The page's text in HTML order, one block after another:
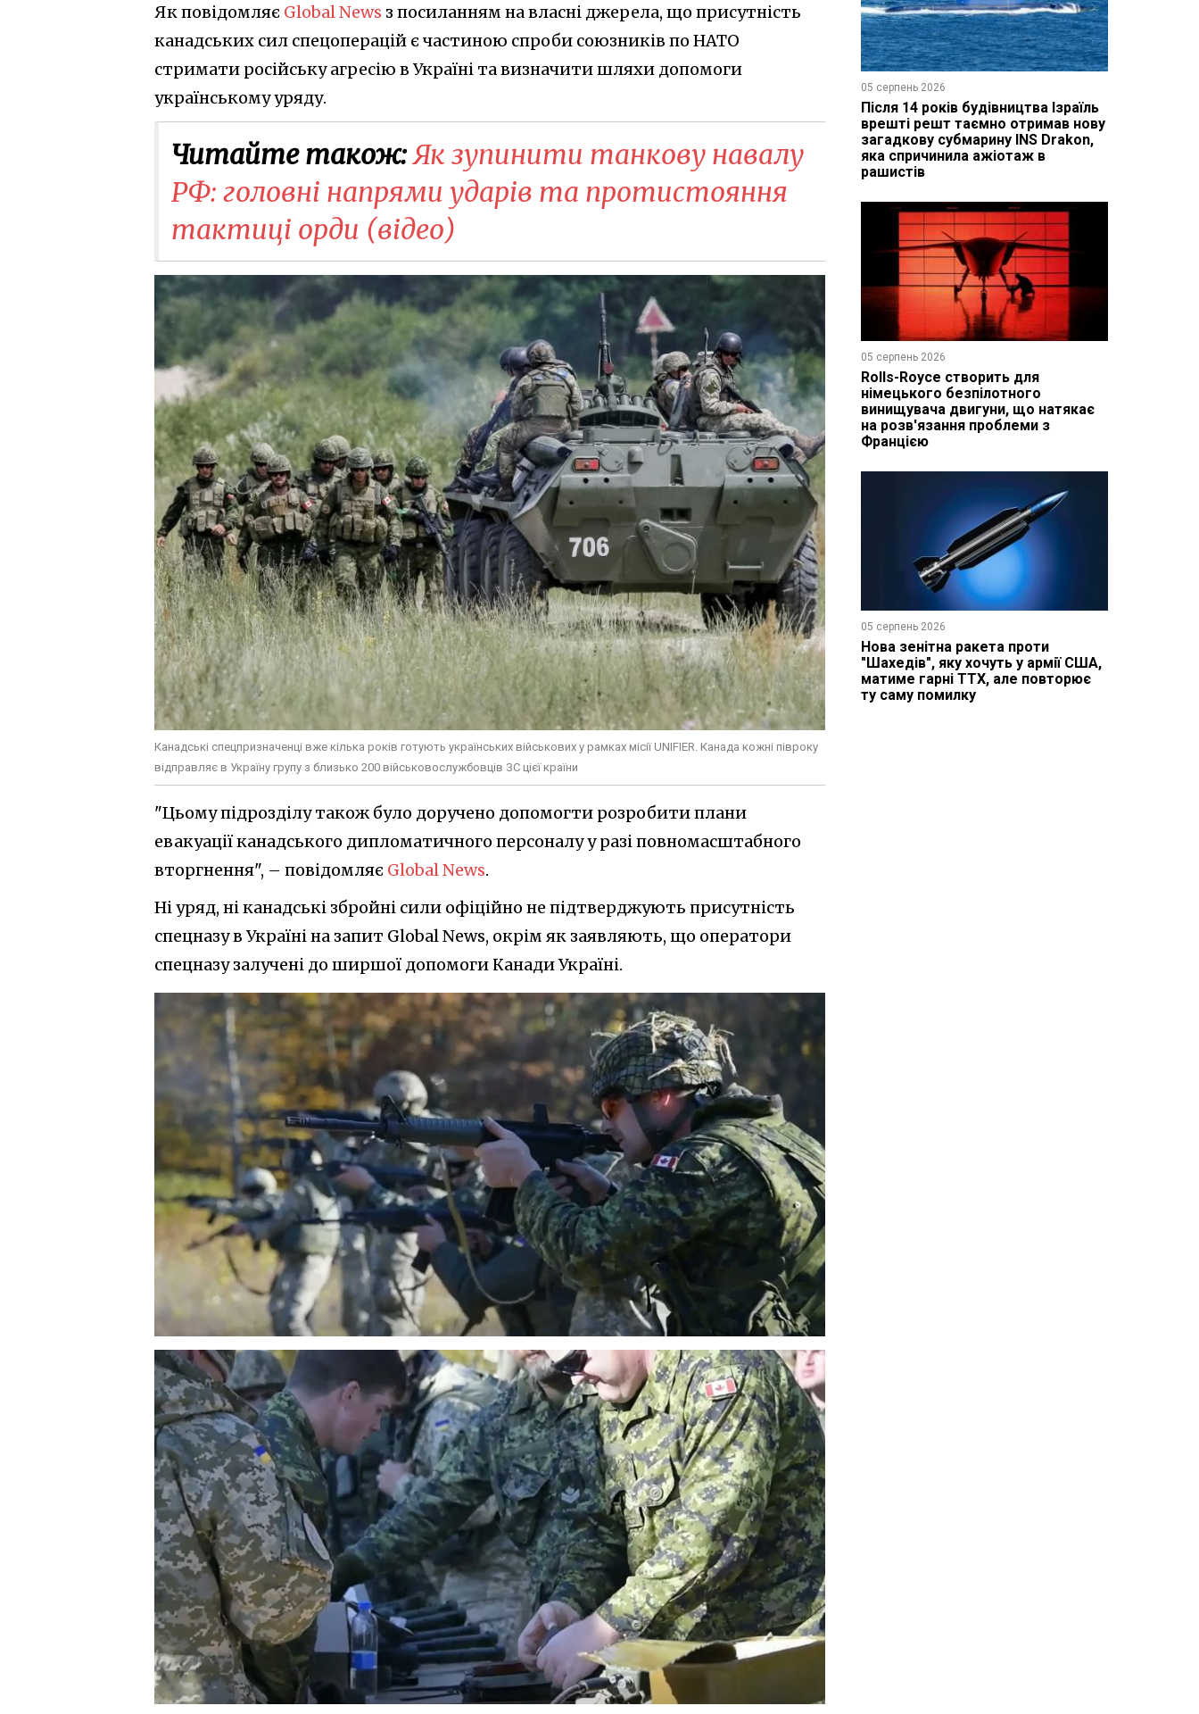
Як повідомляє Global News з посиланням на власні джерела, що присутність
канадських сил спецоперацій є частиною спроби союзників по НАТО
стримати російську агресію в Україні та визначити шляхи допомоги
українському уряду.
Читайте також:Як зупинити танкову навалу
РФ: головні напрями ударів та протистояння
тактиці орди (відео)
Канадські спецпризначенці вже кілька років готують українських військових у рамках місії UNIFIER. Канада кожні півроку
відправляє в Україну групу з близько 200 військовослужбовців ЗС цієї країни
"Цьому підрозділу також було доручено допомогти розробити плани
евакуації канадського дипломатичного персоналу у разі повномасштабного
вторгнення", – повідомляє Global News.
Ні уряд, ні канадські збройні сили офіційно не підтверджують присутність
спецназу в Україні на запит Global News, окрім як заявляють, що оператори
спецназу залучені до ширшої допомоги Канади Україні.
05 серпень 2026
Після 14 років будівництва Ізраїль
врешті решт таємно отримав нову
загадкову субмарину INS Drakon,
яка спричинила ажіотаж в
рашистів
05 серпень 2026
Rolls-Royce створить для
німецького безпілотного
винищувача двигуни, що натякає
на розв'язання проблеми з
Францією
05 серпень 2026
Нова зенітна ракета проти
"Шахедів", яку хочуть у армії США,
матиме гарні ТТХ, але повторює
ту саму помилку